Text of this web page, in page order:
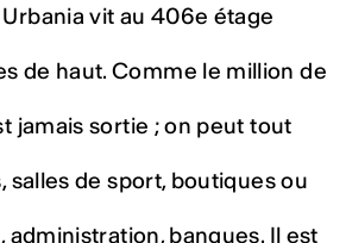
Urbania vit au 406e étage
de haut. Comme le million de
jamais sortie ; on peut tout
salles de sport, boutiques ou
administration, banques. Il est